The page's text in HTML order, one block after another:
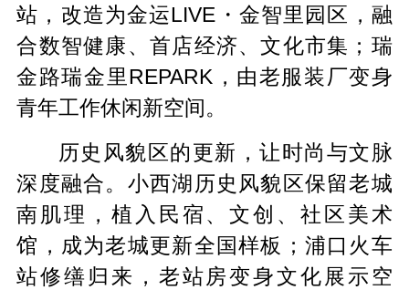
站，改造为金运LIVE・金智里园区，融
合数智健康、首店经济、文化市集；瑞
金路瑞金里REPARK，由老服装厂变身
青年工作休闲新空间。
历史风貌区的更新，让时尚与文脉
深度融合。小西湖历史风貌区保留老城
南肌理，植入民宿、文创、社区美术
馆，成为老城更新全国样板；浦口火车
站修缮归来，老站房变身文化展示空